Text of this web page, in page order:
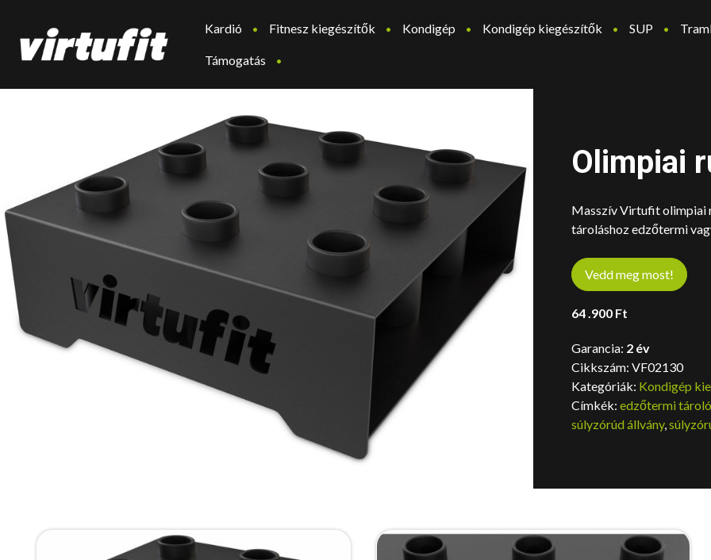
Kardió Fitnesz kiegészítők Kondigép Kondigép kiegészítők SUP
Támogatás
Olimpiai
Masszív Virtufit olimpiai
tároláshoz edzőtermi
Vedd meg most!
64 .900 Ft
Garancia: 2 év
Cikkszám: VF02130
Kategóriák: Kondigép
Címkék: edzőtermi tároló
súlyzórúd állvány,